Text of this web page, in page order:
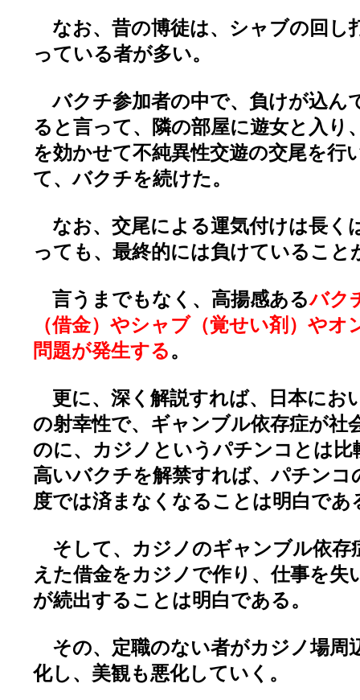
なお、昔の博徒は、シャブの回し
っている者が多い。
バクチ参加者の中で、負けが込ん
ると言って、隣の部屋に遊女と入り
を効かせて不純異性交遊の交尾を行
て、バクチを続けた。
なお、交尾による運気付けは長く
っても、最終的には負けていること
言うまでもなく、高揚感あるバク
（借金）やシャブ（覚せい剤）やオ
問題が発生する。
更に、深く解説すれば、日本にお
の射幸性で、ギャンブル依存症が社
のに、カジノというパチンコとは
高いバクチを解禁すれば、パチンコ
度では済まなくなることは明白であ
そして、カジノのギャンブル依存
えた借金をカジノで作り、仕事を失
が続出することは明白である。
その、定職のない者がカジノ場周
化し、美観も悪化していく。